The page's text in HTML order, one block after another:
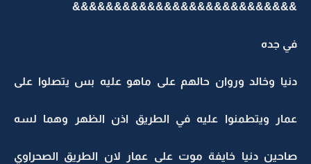
&&&&&&&&&&&&&&&&&&&&&&&&&&&
في جده
دنيا وخالد وروان حالهم على ماهو عليه بس يتصلوا على
عمار ويتطمنوا عليه في الطريق اذن الظهر وهما لسه
صاحين دنيا خايفة موت على عمار لان الطريق الصحراوي